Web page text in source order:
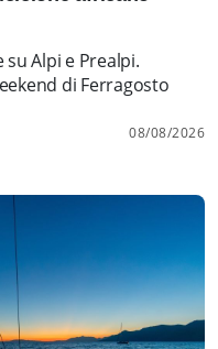
Alpi e Prealpi.
di Ferragosto
08/08/2026